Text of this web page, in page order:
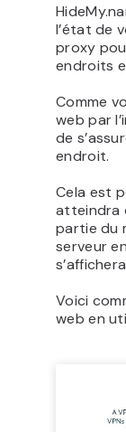
l’état de
proxy
endroits
Comme
web par
de
endroit.
Cela est
atteindra
partie du
serveur
Voici
web en